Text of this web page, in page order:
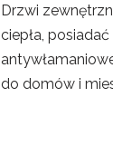
Drzwi
ciepła,
do domów i